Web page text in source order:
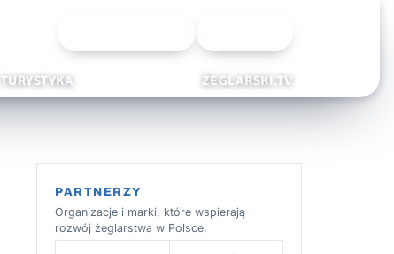
TURYSTYKA ŻEGLARSKI.TV
PARTNERZY
Organizacje i marki, które wspierają
rozwój żeglarstwa w Polsce.